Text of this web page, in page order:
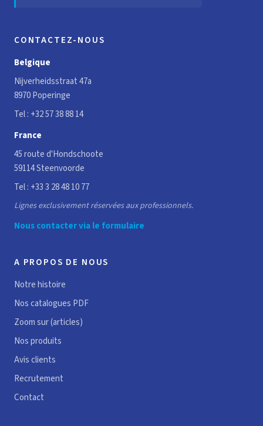
CONTACTEZ-NOUS
Belgique
Nijverheidsstraat 47a
8970 Poperinge
Tel : +32 57 38 88 14
France
45 route d'Hondschoote
59114 Steenvoorde
Tel : +33 3 28 48 10 77
Lignes exclusivement réservées aux professionnels.
Nous contacter via le formulaire
A PROPOS DE NOUS
Notre histoire
Nos catalogues PDF
Zoom sur (articles)
Nos produits
Avis clients
Recrutement
Contact